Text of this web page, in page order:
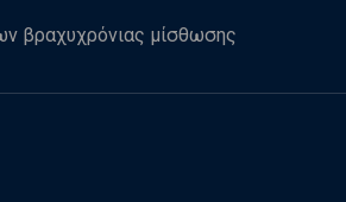
βραχυχρόνιας μίσθωσης